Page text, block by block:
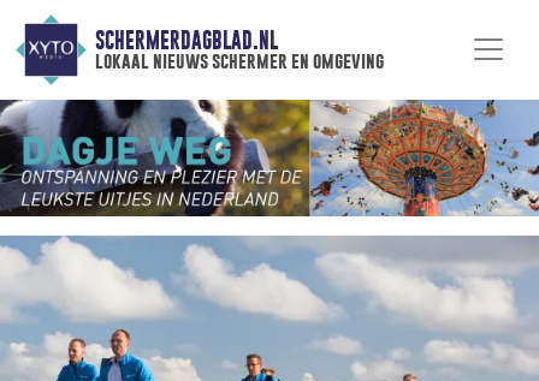
SCHERMERDAGBLAD.NL
lokaal nieuws schermer en omgeving